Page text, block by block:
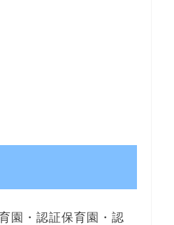
園・認証保育園・認